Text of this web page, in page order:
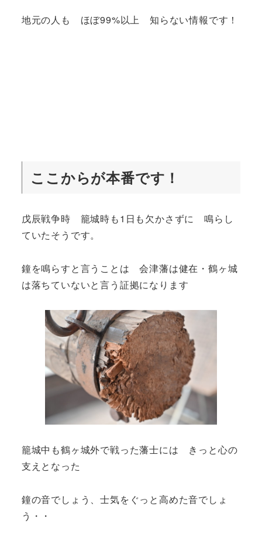
地元の人も ほぼ99%以上 知らない情報です！
ここからが本番です！
戊辰戦争時 籠城時も1日も欠かさずに 鳴らし
ていたそうです。
鐘を鳴らすと言うことは 会津藩は健在・鶴ヶ城
は落ちていないと言う証拠になります
籠城中も鶴ヶ城外で戦った藩士には きっと心の
支えとなった
鐘の音でしょう、士気をぐっと高めた音でしょ
う・・